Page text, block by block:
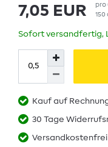
7,05 EUR pro
150
Sofort versandfertig,
Kauf auf
30 Tage
Versandkostenfrei